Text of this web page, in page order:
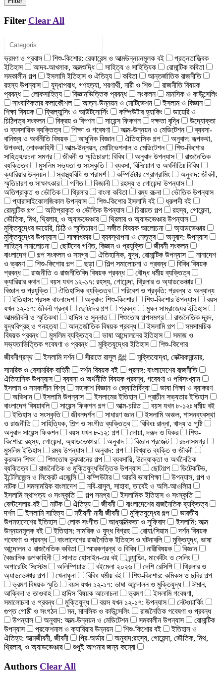
Filter Clear All
ভ্রমণ ও প্রবাস শিশু-কিশোর: রেফারেন্স ও আত্মউন্নয়নমূলক বই
প্রত্নতাত্ত্বিক
ইতিহাস
আদব-আখলাক, আত্মশুদ্ধি সাহিত্য ও সাহিত্যিক
রোমান্টিক কবিতা
সমকালীন গল্প
ইসলামি ইতিহাস ও ঐতিহ্য কবিতা
আন্তর্জাতিক রাজনীতি
রহস্য উপন্যাস
যুদ্ধাপরাধ, গণহত্যা, শরণার্থী, নারী ও শিশু
রাজনীতি বিষয়ক
প্রবন্ধ
লোকসাহিত্য বিজ্ঞানভিত্তিক প্রবন্ধ সংকলন
মানসিক ও কাউন্সেলিং
সাংবাদিকতার কলাকৌশল
আত্ন-উন্নয়ন ও মোটিভেশন
ইসলাম ও বিজ্ঞান
শিক্ষা বিষয়ক
ফ্রিল্যান্সিং ও আউটসোর্সিং কম্পিউটার হ্যাকিং
ডায়েরি ও
চিঠিপত্র সংকলন
বিক্রয় ও বিপণন সায়েন্স ফিকশন দক্ষতা বৃদ্ধি
উদ্যোক্তা
ও ব্যবসায়িক ব্যক্তিত্ব
শিক্ষা ও গবেষণা আত্ম-উন্নয়ন ও মেডিটেশন
ব্যবসা-
বানিজ্য ও অর্থনীতি বিষয়ক
আধুনিক বিজ্ঞান ঐতিহাসিক গল্প
অনুবাদ: রূপকথা,
উপকথা, লোককাহিনী
আত্ম-উন্নয়ন, মোটিভেশনাল ও মেডিটেশন
শিশু-কিশোর
সাহিত্য/রচনা সমগ্র
জীবনী ও স্মৃতিচারণ: বিবিধ অনুবাদ উপন্যাস
রাজনৈতিক
ব্যক্তিত্ব
মুসলিম সভ্যতা ও সংস্কৃতি
ব্যবসা, বিনিয়োগ ও অর্থনীতিঃ বিবিধ
ক্যারিয়ার উন্নয়ন
স্বাস্থ্যবিধি ও পরামর্শ কম্পিউটার প্রোগ্রামিং
অনুবাদ: জীবনী,
স্মৃতিচারণ ও সাক্ষাৎকার
গণিত বিজ্ঞানী
রহস্য ও গোয়েন্দা উপন্যাস
অতিপ্রাকৃত ও ভৌতিক
থ্রিলার বাংলা কবিতা রম্য রচনা
ভৌতিক উপন্যাস
প্যারাসাইকোলজিকাল উপন্যাস
শিশু-কিশোর ইসলামি বই
ধ্রুপদী বই
রোমান্টিক গল্প
অতিপ্রাকৃত ও ভৌতিক উপন্যাস চিরায়ত গল্প
রহস্য, গোয়েন্দা,
ভৌতিক, মিথ, থ্রিলার, ও অ্যাডভেঞ্চার
থ্রিলার ও অ্যাডভেঞ্চার উপন্যাস
মুক্তিযুদ্ধের ডায়েরি, চিঠি ও স্মৃতিচারণ
সঙ্গীত বিষয়ক আলোচনা
অ্যাডভেঞ্চার
মুক্তিযুদ্ধের উপন্যাস
সাক্ষাৎকার ব্যবস্থাপনা ও নেতৃত্ব
অনুবাদ: উপন্যাস
সাহিত্য সমালোচনা
ছোটদের গণিত, বিজ্ঞান ও প্রযুক্তি
জীবনী সংকলন
বাংলাদেশ
গল্প সংকলন ও সমগ্র ঐতিহাসিক, যুদ্ধ, রোমান্টিক উপন্যাস
নানাদেশ
ও ভ্রমণ
শিশু-কিশোর গল্প ছড়া শিল্প সমালোচনা ও প্রবন্ধ
বিবিধ বিষয়ক
প্রবন্ধ
রাজনীতি ও রাজনীতিবিদ বিষয়ক প্রবন্ধ
বৌদ্ধ ধর্মীয় ব্যক্তিত্ব
ক্যারিয়ার কথন
বয়স যখন ১২-১৭: রহস্য, গোয়েন্দা, থ্রিলার ও অ্যাডভেঞ্চার
বিজ্ঞান ও প্রযুক্তি
ঐতিহাসিক ব্যক্তিত্ব
পরিবেশ ও প্রকৃতি: প্রবন্ধ ও অন্যান্য
ইতিহাস: প্রসঙ্গ বাংলাদেশ
অনুবাদ: শিশু-কিশোর শিশু-কিশোর উপন্যাস
বয়স
যখন ১২-১৭: জীবনী গ্রন্থ
ছোটদের গল্প প্রবন্ধ
মুঘল সাম্রাজ্যের ইতিহাস
আত্মজীবনী ও স্মৃতিকথা
হাদিস ও সুন্নাত শিশুতোষ গল্পসমগ্র
রাজনৈতিক দ্বন্দ,
যুদ্ধবিগ্রহ ও গনহত্যা
আন্তর্জাতিক বিষয়ক প্রবন্ধ ইসলামি গল্প
সমসাময়িক
বিষয়ক প্রবন্ধ
মুসলিম ব্যক্তিত্ব ভাষা আন্দোলনের ইতিহাস
সমাজ ও
সভ্যতাভিত্তিক গবেষণা ও প্রবন্ধ
মুক্তিযুদ্ধের ইতিহাস
শিশু-কিশোর
জীবনীগ্রন্থ
ইসলামি দর্শন
মুক্তিযোদ্ধা, সেক্টরকমান্ডার,
সামরিক ও বেসামরিক বাহিনী
দর্শন বিষয়ক বই
প্রসঙ্গ: বাংলাদেশের রাজনীতি
ঐতিহাসিক উপন্যাস
ব্যবসা ও অর্থনীতি বিষয়ক প্রবন্ধ, গবেষণা ও পরিসংখ্যান
ইসলাম ও সমকালীন বিশ্ব
মহাকাশ বিজ্ঞান ও জ্যোতির্বিদ্যা
ভাষা শিক্ষা ও ব্যাকরণ
অভিধান
ইসলামি উপন্যাস ইসলামের ইতিহাস
প্রাচীন সভ্যতার ইতিহাস
বাংলাদেশ বিষয়াবলি
সায়েন্স ফিকশন গল্প আত্ম-চরিত
বয়স যখন ৮-১২ঃ ধর্মীয় বই
ইতিহাস ও সংস্কৃতি
জীবনদর্শন সাধারণ জ্ঞান
ইসলামি অঞ্চল, শাসনব্যবস্থা
ও রাজনীতি
সাহিত্যিক, শিল্প ও সংগীত ব্যক্তিত্ব
বিবিধঃ রান্না, খাদ্য ও পুষ্টি
অনুবাদ সায়েন্স ফিকশন
বয়স যখন ৮-১২: গল্প দোয়া, দরূদ ও যিকর
শিশু-
কিশোর: রহস্য, গোয়েন্দা, অ্যাডভেঞ্চার
অনুবাদ বিজ্ঞান প্রজেক্ট
রচনাসমগ্র
মুসলিম ইতিহাস
রম্য উপন্যাস অনুবাদ: গল্প
বিখ্যাত ব্যক্তি ও জীবনী
কুরআন শিক্ষা
শিশুতোষ কুরআনের গল্প
ব্যবসায়ি, উদ্যোক্তা ও অর্থনৈতিক
ব্যক্তিত্ব
রাজনৈতিক ও মুক্তিযুদ্ধভিত্তিক উপন্যাস ছোটগল্প
ডিটেকটিভ,
ইন্টেলিজেন্স ও সিক্রেট এজেন্সি
কম্পিউটার আরবি ভাষাশিক্ষা
উপন্যাস, গল্প ও
নাটক
সমসাময়িক বাংলাদেশ
নবি-রাসুল, সাহাবা, তাবেই ও অলি-আওলিয়া
ইসলামি স্থাপত্য ও সংস্কৃতি
গল্প সমগ্র
ইসলামিক ইতিহাস ও সংস্কৃতি
বেস্টসেলার-বই
নাটক ঐতিহ্য জীবনী
বাংলাদেশের রাজনৈতিক ব্যক্তিত্ব
দর্শন
ইসলামি সাহিত্য মহীয়সী নারী জীবনী মুক্তিযুদ্ধের গল্প
ভারতীয়
উপমহাদেশের ইতিহাস
লোক সংগীত আধ্যাত্মিকতা ও সুফিবাদ
ইসলামি: আত্ম
উন্নয়নমূলক বই
ইতিহাস: সামরিক ও যুদ্ধ বিগ্রহ রোযা/সিয়াম
দর্শন বিষয়ক
গবেষণা ও প্রবন্ধ
বাংলাদেশের রাজনৈতিক ইতিহাস ও ঘটনাবলি
মুক্তিযুদ্ধ, ভাষা
আন্দোলন ও রাজনৈতিক কবিতা
স্মারকগ্রন্থ ও বিবিধ নারীবিষয়ক
বিজ্ঞান
বৈজ্ঞানিক কল্পকাহিনী
সাদাত হোসাইন-এর বই
ব্র্যান্ডিং, মার্কেটিং ও সেলিং
অপারেটিং সিস্টেম
অলিম্পিয়াড বইমেলা ২০২৬ দেশি রেসিপি
থ্রিলার ও
অ্যাডভেঞ্চার গল্প
খেলাধুলা বিবিধ ধর্মীয় বই
শিশু-কিশোর: কমিকস ও ছবির গল্প
ভ্রমণ বিষয়ক স্মৃতি
বয়স যখন ১২-১৭: ভাষা আন্দোলন ও মুক্তিযুদ্ধ
ঈমান,
আক্বিদা ও তাওবাহ
হাদিস বিষয়ক আলোচনা ভ্রমণ
ইসলামি গবেষণা,
সমালোচনা ও প্রবন্ধ
মুক্তিযুদ্ধ বয়স যখন ১২-১৭: উপন্যাস
নেটওয়ার্কিং
গুপ্ত গোষ্ঠী ও সংগঠন
মন, মানসিক ও কাউন্সেলিং
রাজনৈতিক গবেষণা ও প্রবন্ধ
উপন্যাস
অনুবাদ: আত্ম-উন্নয়ন ও মেডিটেশন সমকালীন উপন্যাস
রোমান্টিক
উপন্যাস
প্রফেশনাল ও ক্যারিয়ার উন্নয়ন শিশু-কিশোর বই
ইতিহাস ও
ঐতিহ্য: আত্মজীবনী, জীবনী
প্রি-অর্ডার
অনুবাদ:রহস্য, গোয়েন্দা, ভৌতিক, মিথ,
থ্রিলার, ও অ্যাডভেঞ্চার
শুধুই আপনার জন্য কম্বো
Authors Clear All